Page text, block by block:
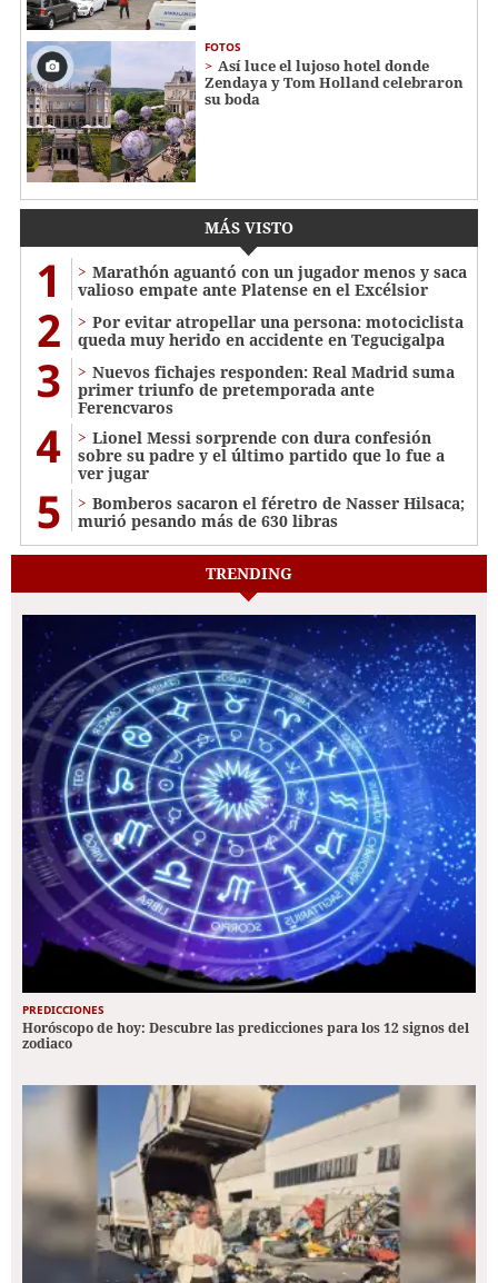
FOTOS
Así luce el lujoso hotel donde
Zendaya y Tom Holland celebraron
su boda
MÁS VISTO
1
Marathón aguantó con un jugador menos y saca
valioso empate ante Platense en el Excélsior
2
Por evitar atropellar una persona: motociclista
queda muy herido en accidente en Tegucigalpa
3
Nuevos fichajes responden: Real Madrid suma
primer triunfo de pretemporada ante
Ferencvaros
4
Lionel Messi sorprende con dura confesión
sobre su padre y el último partido que lo fue a
ver jugar
5
Bomberos sacaron el féretro de Nasser Hilsaca;
murió pesando más de 630 libras
TRENDING
PREDICCIONES
Horóscopo de hoy: Descubre las predicciones para los 12 signos del
zodiaco